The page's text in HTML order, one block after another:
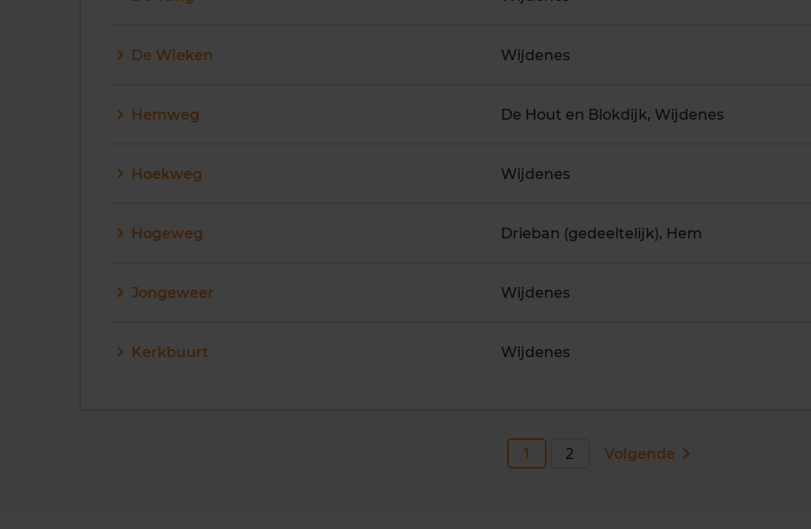
De Wieken Wijdenes
Hemweg De Hout en Blokdijk, Wijdenes
Hoekweg Wijdenes
Hogeweg Drieban (gedeeltelijk), Hem
Jongeweer Wijdenes
Kerkbuurt Wijdenes
1 2 Volgende